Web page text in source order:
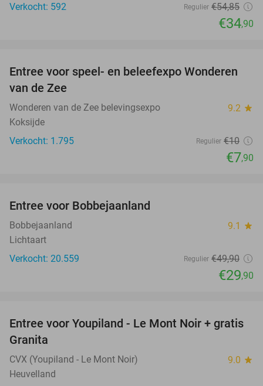
Verkocht: 592
Regulier €54,85
€34,90
21%
Entree voor speel- en beleefexpo Wonderen
van de Zee
Wonderen van de Zee belevingsexpo 9.2 star
Koksijde
Verkocht: 1.795
Regulier €10
€7,90
Entree voor Bobbejaanland
Bobbejaanland 9.1 star
Lichtaart
Verkocht: 20.559
Regulier €49,90
€29,90
47%
Entree voor Youpiland - Le Mont Noir + gratis
Granita
CVX (Youpiland - Le Mont Noir) 9.0 star
Heuvelland